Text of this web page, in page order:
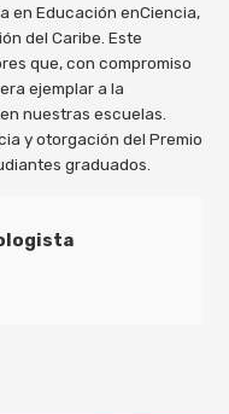
en Educación enCiencia,
del Caribe. Este
que, con compromiso
ejemplar a la
nuestras escuelas.
y otorgación del Premio
graduados.